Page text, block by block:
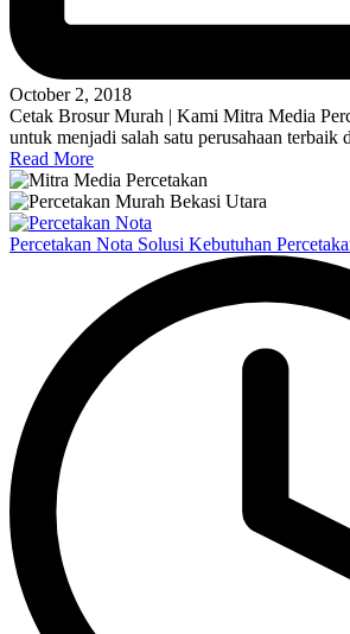
October 2, 2018
Cetak Brosur Murah | Kami Mitra Media
untuk menjadi salah satu perusahaan
Read More
Percetakan Nota Solusi Kebutuhan